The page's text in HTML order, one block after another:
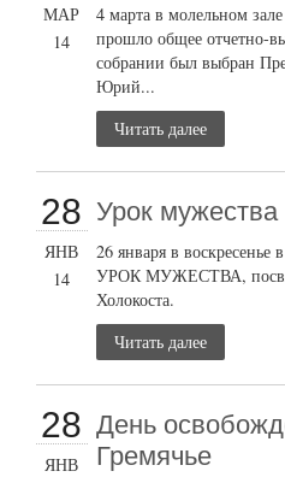
МАР
14
4 марта в молельном
прошло общее отчетно-
собрании был выбран
Юрий...
Читать далее
28
ЯНВ
14
Урок мужества
26 января в воскресенье
УРОК МУЖЕСТВА,
Холокоста.
Читать далее
28
ЯНВ
День
Гремячье